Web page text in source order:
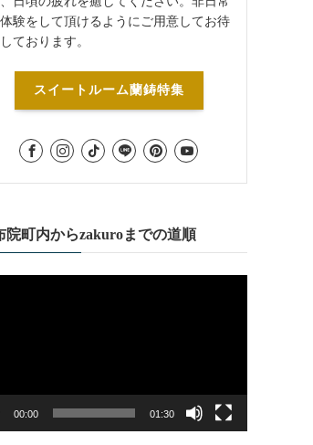
験をして頂けるようにご用意してお待
ております。
スイートルーム蘭鋳特集
院町内からzakuroまでの道順
00:00 01:30